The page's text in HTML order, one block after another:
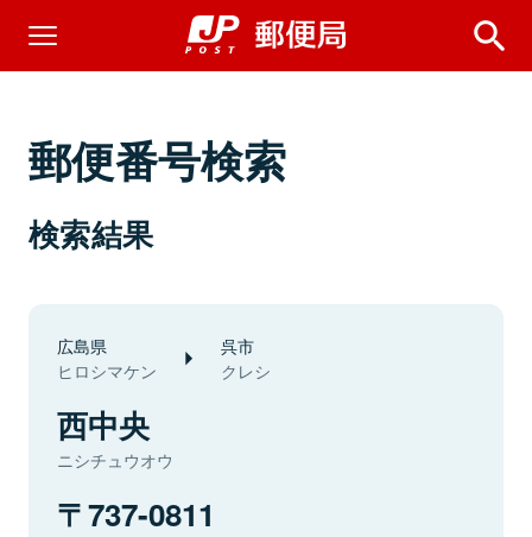
郵便番号検索
検索結果
広島県
ヒロシマケン
呉市
クレシ
西中央
ニシチュウオウ
737-0811